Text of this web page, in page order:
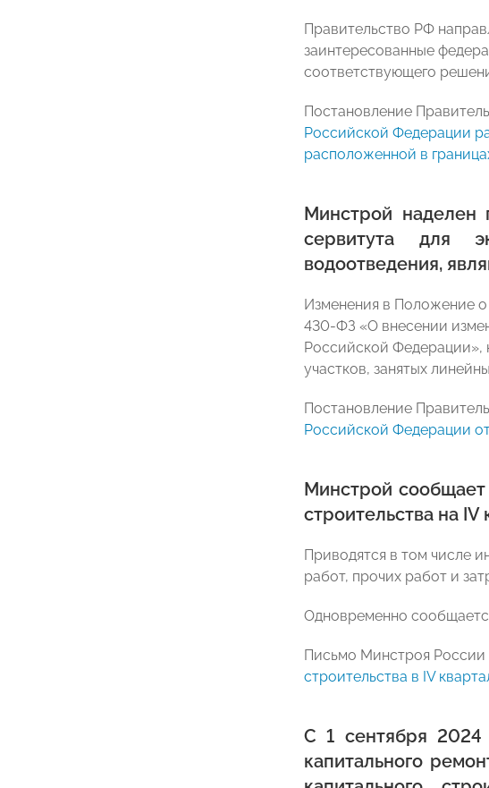
Правительство РФ
заинтересованные
соответствующего
Постановление
Российской Федерации
расположенной в
Минстрой наделен
сервитута для
водоотведения,
Изменения в Положение о
430-ФЗ «О внесении
Российской Федерации»,
участков, занятых
Постановление
Российской Федерации
Минстрой
строительства на IV
Приводятся в том числе
работ, прочих работ и
Одновременно
Письмо Минстроя
строительства в IV
С 1 сентября 2024
капитального